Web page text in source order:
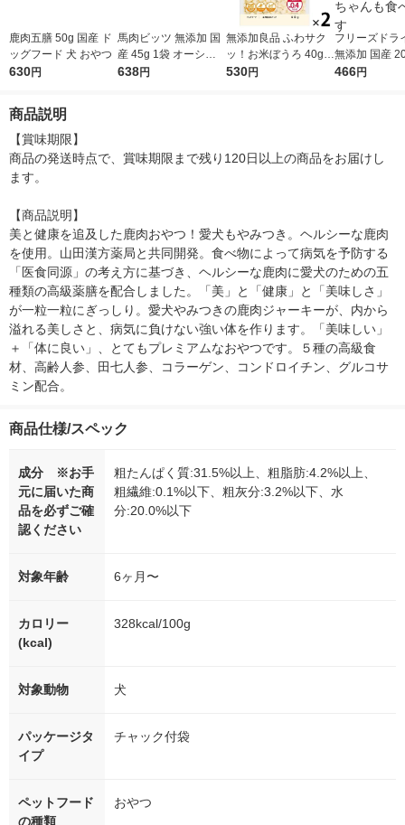
鹿肉五膳 50g 国産 ド
ッグフード 犬 おやつ
630円
馬肉ビッツ 無添加 国
産 45g 1袋 オーシー
ファーム ドッグフー
638円
無添加良品 ふわサク
ッ！お米ぼうろ 40g 2
袋【ひと手間加えたお
530円
フリーズドラ
無添加 国産
ドッグフード
466円
商品説明
【賞味期限】
商品の発送時点で、賞味期限まで残り120日以上の商品をお届けし
ます。
【商品説明】
美と健康を追及した鹿肉おやつ！愛犬もやみつき。ヘルシーな鹿肉
を使用。山田漢方薬局と共同開発。食べ物によって病気を予防する
「医食同源」の考え方に基づき、ヘルシーな鹿肉に愛犬のための五
種類の高級薬膳を配合しました。「美」と「健康」と「美味しさ」
が一粒一粒にぎっしり。愛犬やみつきの鹿肉ジャーキーが、内から
溢れる美しさと、病気に負けない強い体を作ります。「美味しい」
＋「体に良い」、とてもプレミアムなおやつです。５種の高級食
材、高齢人参、田七人参、コラーゲン、コンドロイチン、グルコサ
ミン配合。
商品仕様/スペック
成分 ※お手
元に届いた商
品を必ずご確
認ください
粗たんぱく質:31.5%以上、粗脂肪:4.2%以上、
粗繊維:0.1%以下、粗灰分:3.2%以下、水
分:20.0%以下
対象年齢 6ヶ月〜
カロリー
(kcal)
328kcal/100g
対象動物 犬
パッケージタ
イプ
チャック付袋
ペットフード
の種類
おやつ